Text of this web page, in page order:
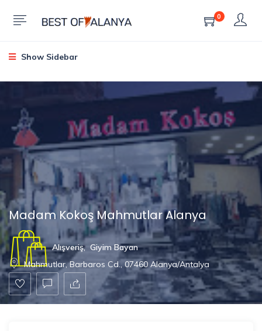
0
Show Sidebar
Madam Kokoş Mahmutlar Alanya
Alışveriş, Giyim Bayan
Mahmutlar, Barbaros Cd., 07460 Alanya/Antalya